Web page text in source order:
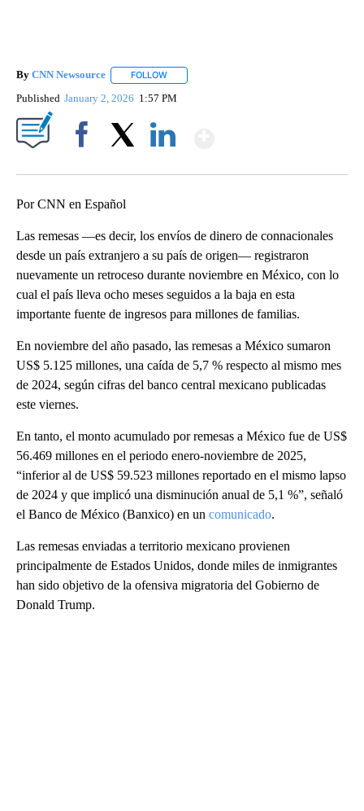
By CNN Newsource FOLLOW
Published January 2, 2026 1:57 PM
Por CNN en Español
Las remesas —es decir, los envíos de dinero de connacionales
desde un país extranjero a su país de origen— registraron
nuevamente un retroceso durante noviembre en México, con lo
cual el país lleva ocho meses seguidos a la baja en esta
importante fuente de ingresos para millones de familias.
En noviembre del año pasado, las remesas a México sumaron
US$ 5.125 millones, una caída de 5,7 % respecto al mismo mes
de 2024, según cifras del banco central mexicano publicadas
este viernes.
En tanto, el monto acumulado por remesas a México fue de US$
56.469 millones en el periodo enero-noviembre de 2025,
“inferior al de US$ 59.523 millones reportado en el mismo lapso
de 2024 y que implicó una disminución anual de 5,1 %”, señaló
el Banco de México (Banxico) en un comunicado.
Las remesas enviadas a territorio mexicano provienen
principalmente de Estados Unidos, donde miles de inmigrantes
han sido objetivo de la ofensiva migratoria del Gobierno de
Donald Trump.